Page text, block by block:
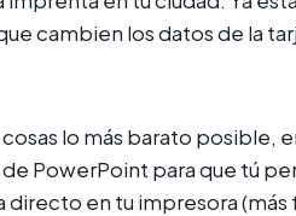
cambien los datos de la
lo más barato posible,
PowerPoint para que tú
en tu impresora